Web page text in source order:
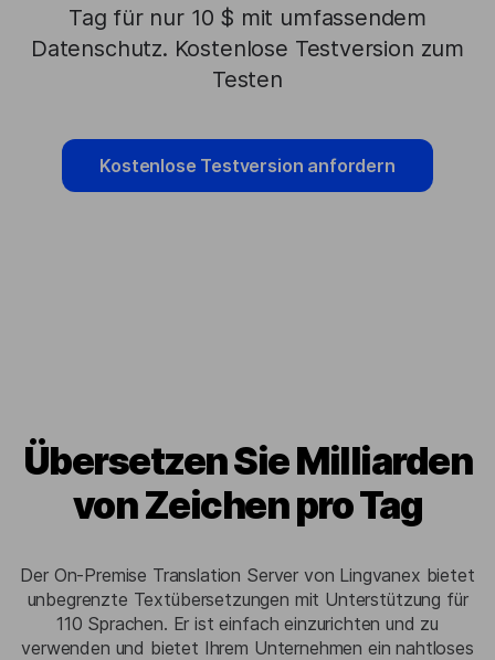
Tag für nur 10 $ mit umfassendem
Datenschutz. Kostenlose Testversion zum
Testen
Kostenlose Testversion anfordern
Übersetzen Sie Milliarden
von Zeichen pro Tag
Der On-Premise Translation Server von Lingvanex bietet
unbegrenzte Textübersetzungen mit Unterstützung für
110 Sprachen. Er ist einfach einzurichten und zu
verwenden und bietet Ihrem Unternehmen ein nahtloses